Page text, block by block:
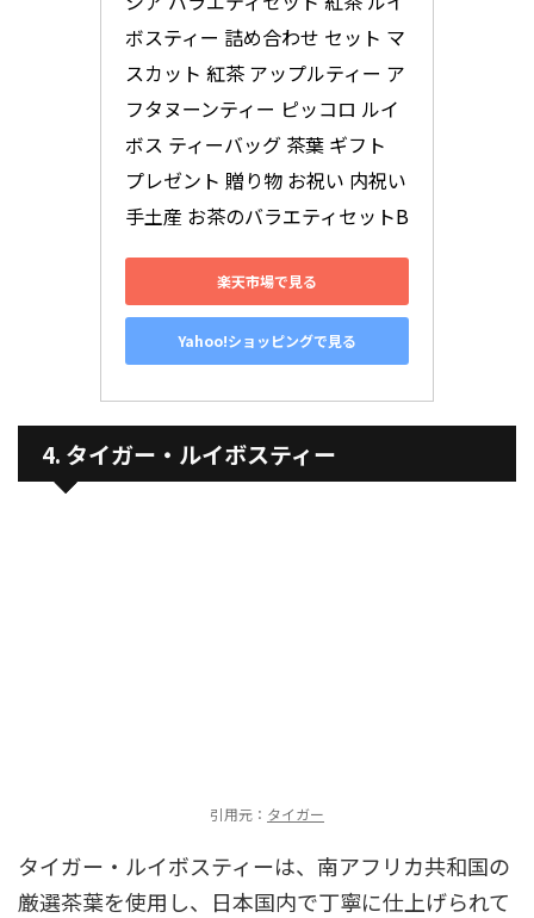
ボスティー 詰め合わせ セット マ
スカット 紅茶 アップルティー ア
フタヌーンティー ピッコロ ルイ
ボス ティーバッグ 茶葉 ギフト
プレゼント 贈り物 お祝い 内祝い
手土産 お茶のバラエティセットB
楽天市場で見る
Yahoo!ショッピングで見る
4. タイガー・ルイボスティー
引用元： タイガー
タイガー・ルイボスティーは、南アフリカ共和国の
厳選茶葉を使用し、日本国内で丁寧に仕上げられて